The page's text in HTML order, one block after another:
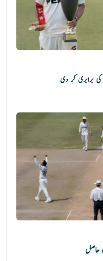
کی برابری کر دی